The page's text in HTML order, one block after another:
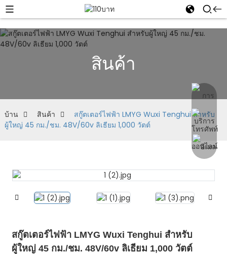
สินค้า
บ้าน สินค้า
สกู๊ตเตอร์ไฟฟ้า LMYG Wuxi Tenghui สำหรับ
ผู้ใหญ่ 45 กม./ชม. 48V/60v ลิเธียม 1,000 วัตต์
สกู๊ตเตอร์ไฟฟ้า LMYG Wuxi Tenghui สำหรับ
ผู้ใหญ่ 45 กม./ชม. 48V/60v ลิเธียม 1,000 วัตต์